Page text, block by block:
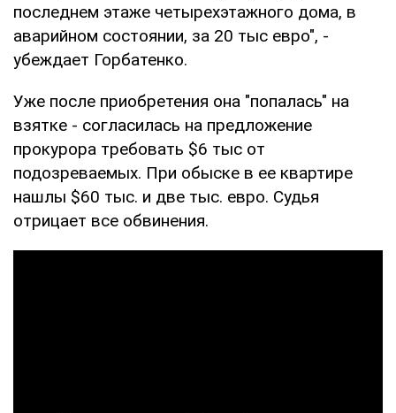
последнем этаже четырехэтажного дома, в
аварийном состоянии, за 20 тыс евро", -
убеждает Горбатенко.
Уже после приобретения она "попалась" на
взятке - согласилась на предложение
прокурора требовать $6 тыс от
подозреваемых. При обыске в ее квартире
нашлы $60 тыс. и две тыс. евро. Судья
отрицает все обвинения.